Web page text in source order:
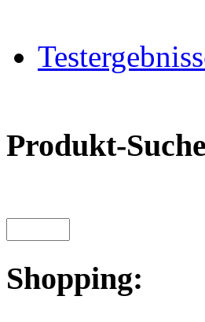
Produkt-
Shopping: